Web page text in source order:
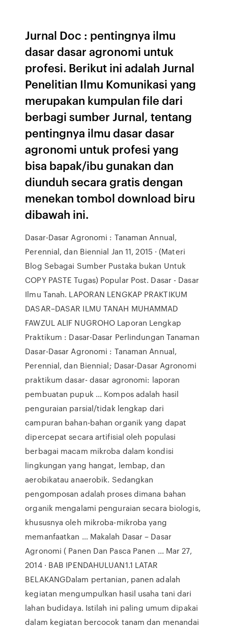
Jurnal Doc : pentingnya ilmu
dasar dasar agronomi untuk
profesi. Berikut ini adalah Jurnal
Penelitian Ilmu Komunikasi yang
merupakan kumpulan file dari
berbagi sumber Jurnal, tentang
pentingnya ilmu dasar dasar
agronomi untuk profesi yang
bisa bapak/ibu gunakan dan
diunduh secara gratis dengan
menekan tombol download biru
dibawah ini.
Dasar-Dasar Agronomi : Tanaman Annual,
Perennial, dan Biennial Jan 11, 2015 · (Materi
Blog Sebagai Sumber Pustaka bukan Untuk
COPY PASTE Tugas) Popular Post. Dasar - Dasar
Ilmu Tanah. LAPORAN LENGKAP PRAKTIKUM
DASAR–DASAR ILMU TANAH MUHAMMAD
FAWZUL ALIF NUGROHO Laporan Lengkap
Praktikum : Dasar-Dasar Perlindungan Tanaman
Dasar-Dasar Agronomi : Tanaman Annual,
Perennial, dan Biennial; Dasar-Dasar Agronomi
praktikum dasar- dasar agronomi: laporan
pembuatan pupuk ... Kompos adalah hasil
penguraian parsial/tidak lengkap dari
campuran bahan-bahan organik yang dapat
dipercepat secara artifisial oleh populasi
berbagai macam mikroba dalam kondisi
lingkungan yang hangat, lembap, dan
aerobikatau anaerobik. Sedangkan
pengomposan adalah proses dimana bahan
organik mengalami penguraian secara biologis,
khususnya oleh mikroba-mikroba yang
memanfaatkan … Makalah Dasar – Dasar
Agronomi ( Panen Dan Pasca Panen ... Mar 27,
2014 · BAB IPENDAHULUAN1.1 LATAR
BELAKANGDalam pertanian, panen adalah
kegiatan mengumpulkan hasil usaha tani dari
lahan budidaya. Istilah ini paling umum dipakai
dalam kegiatan bercocok tanam dan menandai